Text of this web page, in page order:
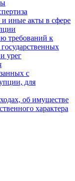
иные акты в сфере
требований к
урег
с
для
об имуществе
характера